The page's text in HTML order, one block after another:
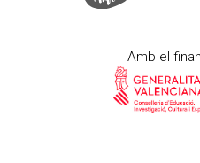
Amb el